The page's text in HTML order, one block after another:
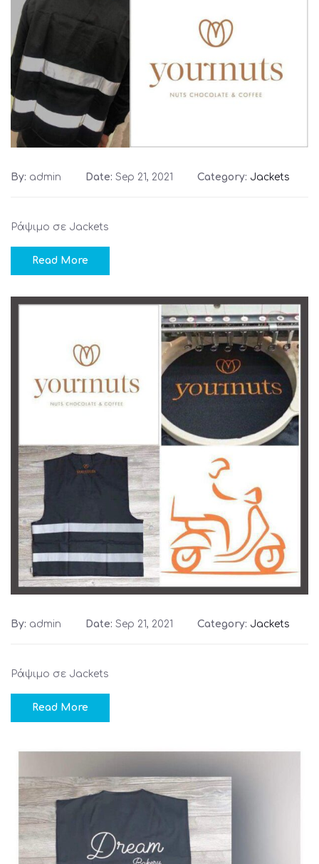
By: admin Date: Sep 21, 2021 Category: Jackets
Ράψιμο σε Jackets
Read More
By: admin Date: Sep 21, 2021 Category: Jackets
Ράψιμο σε Jackets
Read More